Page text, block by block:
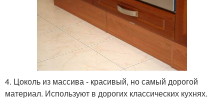
4. Цоколь из массива - красивый, но самый дорогой
материал. Используют в дорогих классических кухнях.